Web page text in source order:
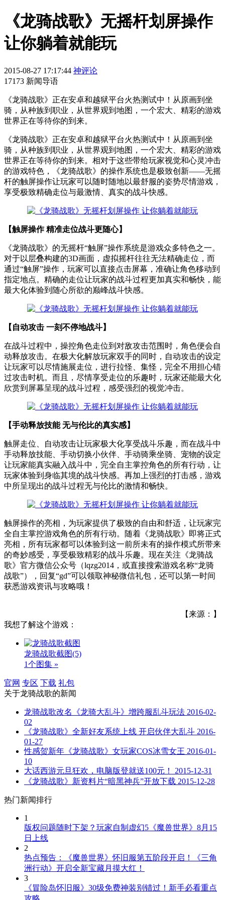
《龙骑战歌》无摇杆划屏操作
让你躺着就能玩
2015-08-27 17:17:44 神评论
17173 新闻导语
《龙骑战歌》正在安卓和越狱平台火热测试中！从原画到坐
骑，从种族到职业，从世界观到地图，一个宏大、精彩的游戏
世界正在等待你的到来。
《龙骑战歌》正在安卓和越狱平台火热测试中！从原画到坐
骑，从种族到职业，从世界观到地图，一个宏大、精彩的游戏
世界正在等待你的到来。相对于这些带给玩家视觉和心灵冲击
的游戏特色，《龙骑战歌》的操作系统也是极致创新——无摇
杆的触屏操作让玩家可以随时随地以最舒服的姿势尽情游戏，
享受极致精确走位与最激情、真实的战斗快感。
【触屏操作 精准走位战斗更随心】
《龙骑战歌》的无摇杆“触屏”操作系统是游戏众多特色之一。
对于以层叠构建的3D画面，虚拟摇杆往往无法精确走位，而
通过“触屏”操作，玩家可以直接点击屏幕，准确让角色移动到
指定地点。精确的走位让玩家的战斗过程更加真实和畅快，能
最大化体验到随心所欲的巅峰战斗快感。
【自动攻击 一刻不停地战斗】
在战斗过程中，操控角色走位到对敌攻击范围时，角色便会自
动释放攻击。在极大化解放玩家双手的同时，自动攻击的设定
让玩家可以尽情施展走位，进行拉怪、集怪，完全不用担心错
过攻击时机。而且，尽情享受走位的乐趣时，玩家还能最大化
欣赏到屏幕呈现的战斗过程，感受强烈的视觉冲击。
【手动释放技能 无与伦比的真实感】
触屏走位、自动攻击让玩家极大化享受战斗乐趣，而在战斗中
手动释放技能、手动切换小伙伴、手动骑乘坐骑、宠物的设定
让玩家能真实融入战斗中，完全自主掌控角色的所有行动，让
玩家体验到身临其境的战斗快感。再加上强烈的打击感，游戏
中所呈现出的战斗过程无与伦比的激情和畅快。
触屏操作的亮相，为玩家提供了极致的自由和舒适，让玩家完
全自主掌控游戏角色的所有行动。随着《龙骑战歌》即将正式
亮相，所有玩家都可以体验到这一前所未有的操作模式所带来
的奇妙感受，享受极致精彩的战斗乐趣。现在关注《龙骑战
歌》官方微信公众号（lqzg2014，或直接搜索游戏名称“龙骑
战歌”），回复“gd”可以领取神秘微信礼包，还可以第一时间
获悉游戏资讯与攻略哦！
【来源：】
我想了解这个游戏：
龙骑战歌截图(5)
1个图集 »
官网 专区 下载 礼包
关于龙骑战歌的新闻
龙骑战歌改名《龙骑大乱斗》增跨服乱斗玩法 2016-02-
02
《龙骑战歌》全新好友系统上线 开启伙伴大乱斗 2016-
01-27
性感贺新年《龙骑战歌》女玩家COS冰雪女王 2016-01-
10
大话西游元旦狂欢，电脑版登就送100元！
2015-12-31
《龙骑战歌》新资料片“暗黑神兵”开放下载 2015-12-28
热门新闻排行
1
版权问题随时下架？玩家自制虚幻5《魔兽世界》8月15
日上线
2
热点预告：《魔兽世界》怀旧服第五阶段开启！《三角
洲行动》开启全新宝藏月摸大红！
3
《冒险岛怀旧服》30级免费神装别错过！新手必看重点
攻略